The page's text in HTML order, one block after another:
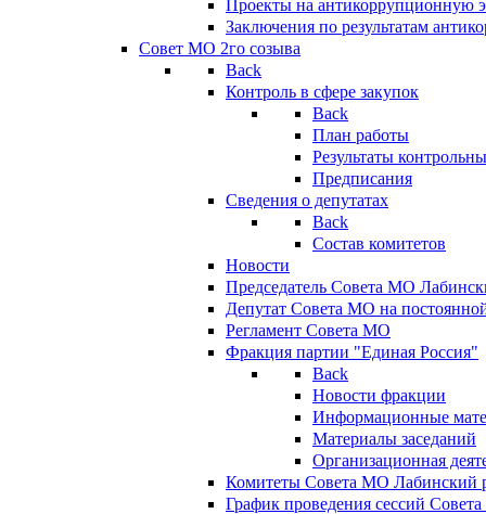
Проекты на антикоррупционную
Заключения по результатам
Совет МО 2го созыва
Back
Контроль в сфере закупок
Back
План работы
Результаты
Предписания
Сведения о депутатах
Back
Состав комитетов
Новости
Председатель Совета МО
Депутат Совета МО на
Регламент Совета МО
Фракция партии "Единая Россия"
Back
Новости фракции
Информационные
Материалы заседаний
Организационная
Комитеты Совета МО Лабинский
График проведения сессий